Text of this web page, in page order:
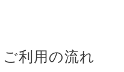
利用の流れ